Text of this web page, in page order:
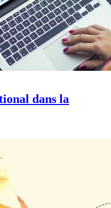
dans la